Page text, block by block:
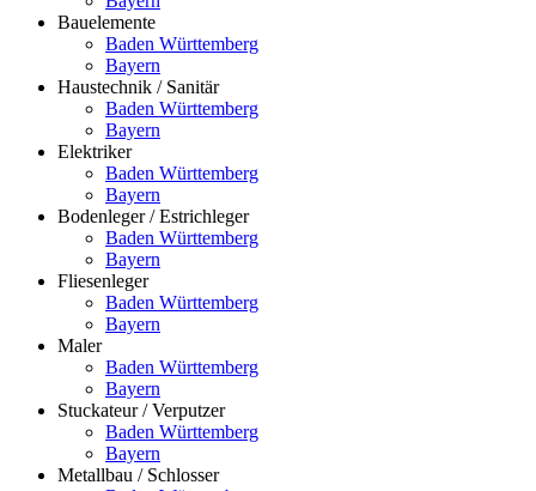
Bauelemente
Baden Württemberg
Bayern
Haustechnik / Sanitär
Baden Württemberg
Bayern
Elektriker
Baden Württemberg
Bayern
Bodenleger / Estrichleger
Baden Württemberg
Bayern
Fliesenleger
Baden Württemberg
Bayern
Maler
Baden Württemberg
Bayern
Stuckateur / Verputzer
Baden Württemberg
Bayern
Metallbau / Schlosser